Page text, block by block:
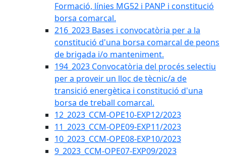
Formació, línies MG52 i PANP i constitució
borsa comarcal.
216_2023 Bases i convocatòria per a la
constitució d'una borsa comarcal de peons
de brigada i/o manteniment.
194_2023 Convocatòria del procés selectiu
per a proveir un lloc de tècnic/a de
transició energètica i constitució d'una
borsa de treball comarcal.
12_2023_CCM-OPE10-EXP12/2023
11_2023_CCM-OPE09-EXP11/2023
10_2023_CCM-OPE08-EXP10/2023
9_2023_CCM-OPE07-EXP09/2023